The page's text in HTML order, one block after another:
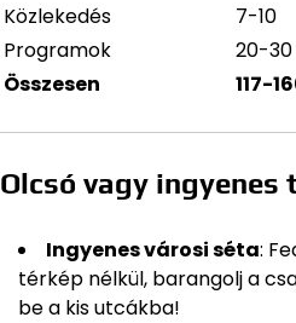
Közlekedés
7-10
Programok
20-30
Összesen
117-
Olcsó vagy
Ingyenes városi séta:
térkép nélkül, barangolj a
be a kis utcákba!